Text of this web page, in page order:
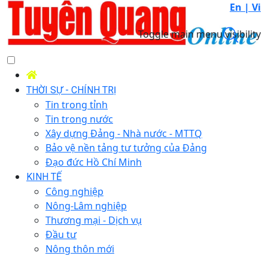
En | Vi
Toggle main menu visibility
THỜI SỰ - CHÍNH TRỊ
Tin trong tỉnh
Tin trong nước
Xây dựng Đảng - Nhà nước - MTTQ
Bảo vệ nền tảng tư tưởng của Đảng
Đạo đức Hồ Chí Minh
KINH TẾ
Công nghiệp
Nông-Lâm nghiệp
Thương mại - Dịch vụ
Đầu tư
Nông thôn mới